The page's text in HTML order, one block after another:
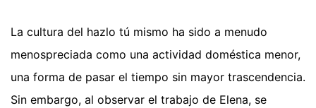
La cultura del hazlo tú mismo ha sido a menudo
menospreciada como una actividad doméstica menor,
una forma de pasar el tiempo sin mayor trascendencia.
Sin embargo, al observar el trabajo de Elena, se